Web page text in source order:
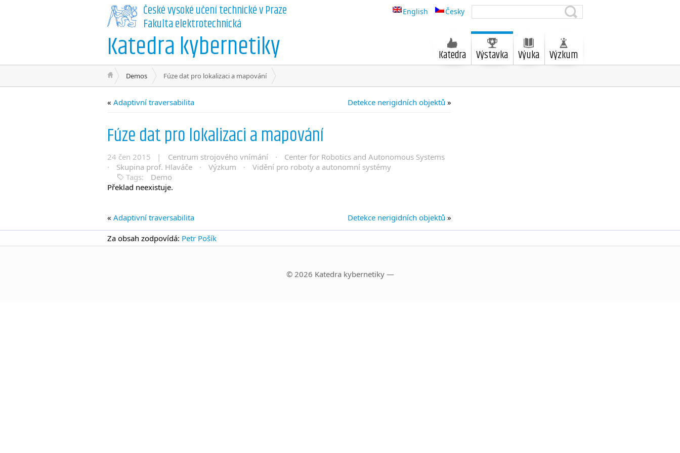
English Česky
České vysoké učení technické v Praze
Fakulta elektrotechnická
Katedra kybernetiky Katedra Výstavka Výuka Výzkum
Demos Fúze dat pro lokalizaci a mapování
« Adaptivní traversabilita Detekce nerigidních objektů »
Fúze dat pro lokalizaci a mapování
24 čen 2015 | Centrum strojového vnímání ·
Center for Robotics and Autonomous Systems
·
Skupina prof. Hlaváče · Výzkum ·
Vidění pro roboty a autonomní systémy
Tags:
Demo
Překlad neexistuje.
« Adaptivní traversabilita Detekce nerigidních objektů »
Za obsah zodpovídá: Petr Pošík
© 2026 Katedra kybernetiky —